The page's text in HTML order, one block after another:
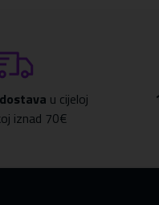
u cijeloj
iznad 70€